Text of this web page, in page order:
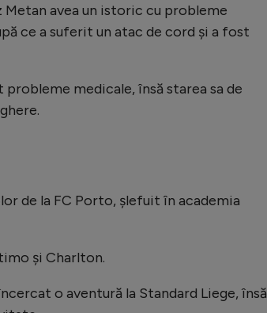
Metan avea un istoric cu probleme
ce a suferit un atac de cord și a fost
medicale, însă starea sa de
de la FC Porto, șlefuit în academia
și Charlton.
o aventură la Standard Liege,